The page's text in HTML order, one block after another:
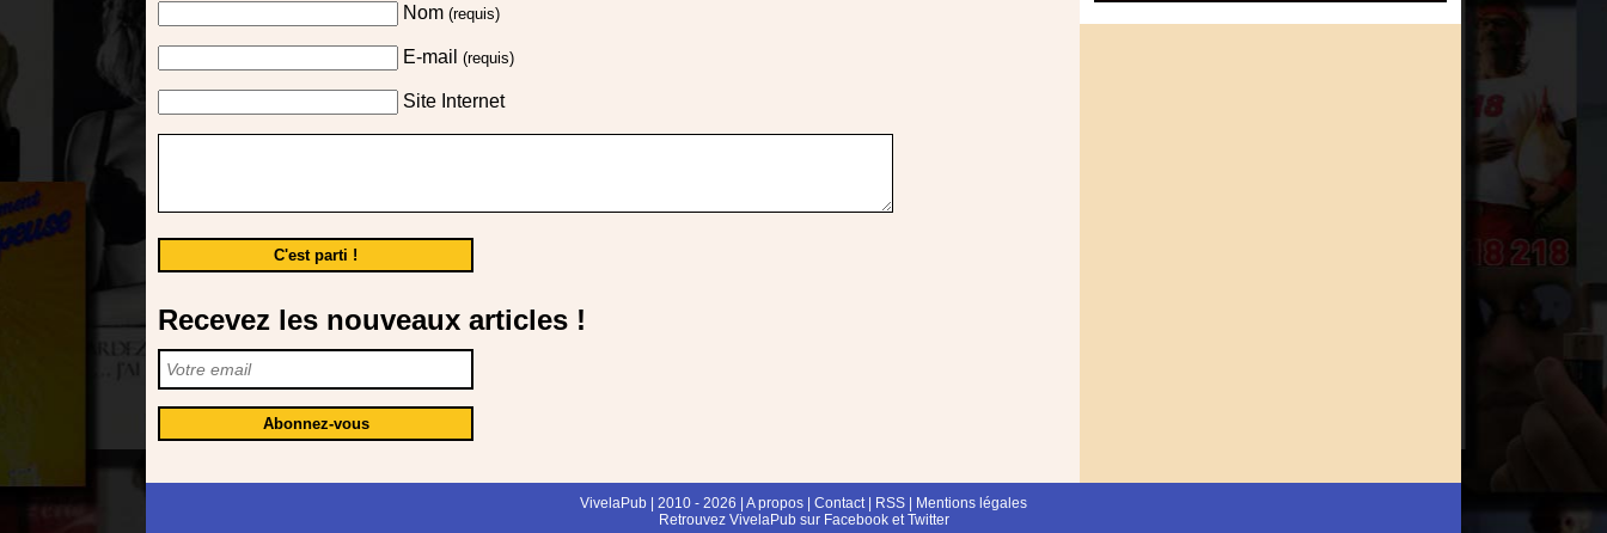
Nom (requis)
E-mail (requis)
Site Internet
Recevez les nouveaux articles !
VivelaPub | 2010 - 2026 | A propos | Contact | RSS | Mentions légales
Retrouvez VivelaPub sur Facebooket Twitter